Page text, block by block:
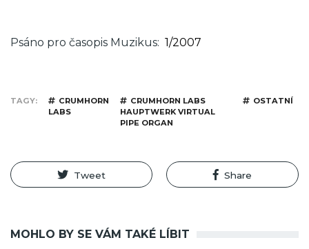
Psáno pro časopis Muzikus 1/2007
TAGY
CRUMHORN
LABS
CRUMHORN LABS
HAUPTWERK VIRTUAL
PIPE ORGAN
OSTATNÍ
Tweet Share
MOHLO BY SE VÁM TAKÉ LÍBIT